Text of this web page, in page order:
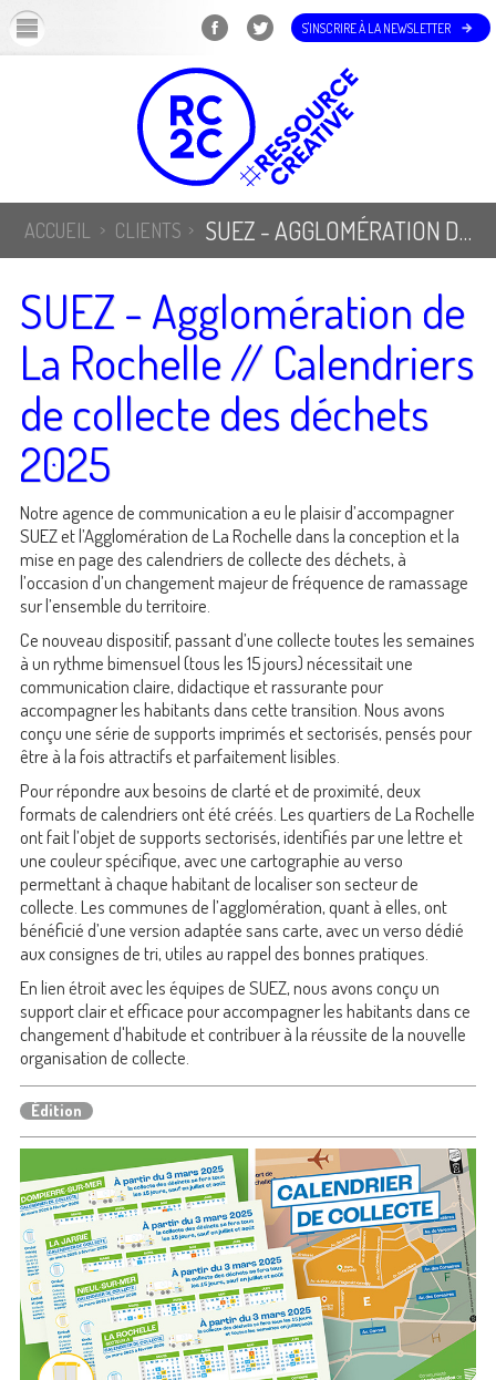
S'INSCRIRE À LA NEWSLETTER
ACCUEIL CLIENTS SUEZ - AGGLOMÉRATION DE LA ROCHELLE // CALENDRIERS DE COLLECTE DES DÉCHETS 2025
SUEZ - Agglomération de
La Rochelle // Calendriers
de collecte des déchets
2025
Notre agence de communication a eu le plaisir d’accompagner
SUEZ et l’Agglomération de La Rochelle dans la conception et la
mise en page des calendriers de collecte des déchets, à
l’occasion d’un changement majeur de fréquence de ramassage
sur l’ensemble du territoire.
Ce nouveau dispositif, passant d’une collecte toutes les semaines
à un rythme bimensuel (tous les 15 jours) nécessitait une
communication claire, didactique et rassurante pour
accompagner les habitants dans cette transition. Nous avons
conçu une série de supports imprimés et sectorisés, pensés pour
être à la fois attractifs et parfaitement lisibles.
Pour répondre aux besoins de clarté et de proximité, deux
formats de calendriers ont été créés. Les quartiers de La Rochelle
ont fait l’objet de supports sectorisés, identifiés par une lettre et
une couleur spécifique, avec une cartographie au verso
permettant à chaque habitant de localiser son secteur de
collecte. Les communes de l’agglomération, quant à elles, ont
bénéficié d’une version adaptée sans carte, avec un verso dédié
aux consignes de tri, utiles au rappel des bonnes pratiques.
En lien étroit avec les équipes de SUEZ, nous avons conçu un
support clair et efficace pour accompagner les habitants dans ce
changement d'habitude et contribuer à la réussite de la nouvelle
organisation de collecte.
Édition